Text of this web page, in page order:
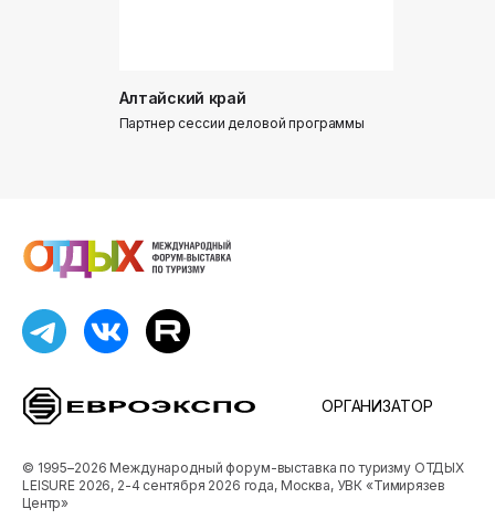
Алтайский край
Партнер сессии деловой программы
ОРГАНИЗАТОР
© 1995–2026 Международный форум-выставка по туризму ОТДЫХ
LEISURE 2026, 2-4 сентября 2026 года, Москва, УВК «Тимирязев
Центр»